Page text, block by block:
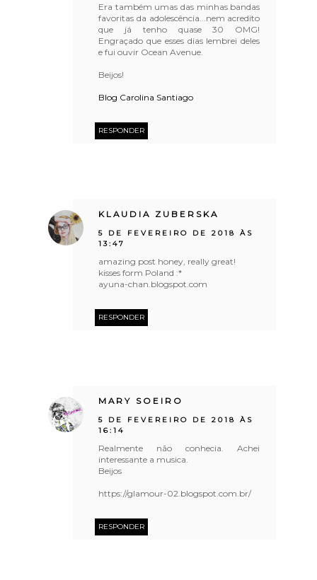
Era também umas das minhas bandas
favoritas da adolescência...nem acredito
que já tenho quase 30 OMG!
Engraçado que esses dias lembrei deles
e fui ouvir Ocean Avenue.
Beijos!
Blog Carolina Santiago
RESPONDER
KLAUDIA ZUBERSKA
5 DE FEVEREIRO DE 2018 ÀS
13:47
amazing post honey, really great!
kisses form Poland :*
ayuna-chan.blogspot.com
RESPONDER
MARY SOEIRO
5 DE FEVEREIRO DE 2018 ÀS
16:14
Realmente não conhecia. Achei
interessante a musica.
Beijos
https://glamour-02.blogspot.com.br/
RESPONDER